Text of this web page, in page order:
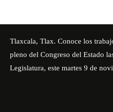
Tlaxcala, Tlax. Conoce los
pleno del Congreso del Estado
Legislatura, este martes 9 de